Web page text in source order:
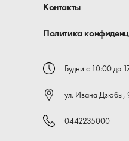
Контакты
Политика
Будни с 10:00 до
ул. Ивана Дзюбы,
0442235000